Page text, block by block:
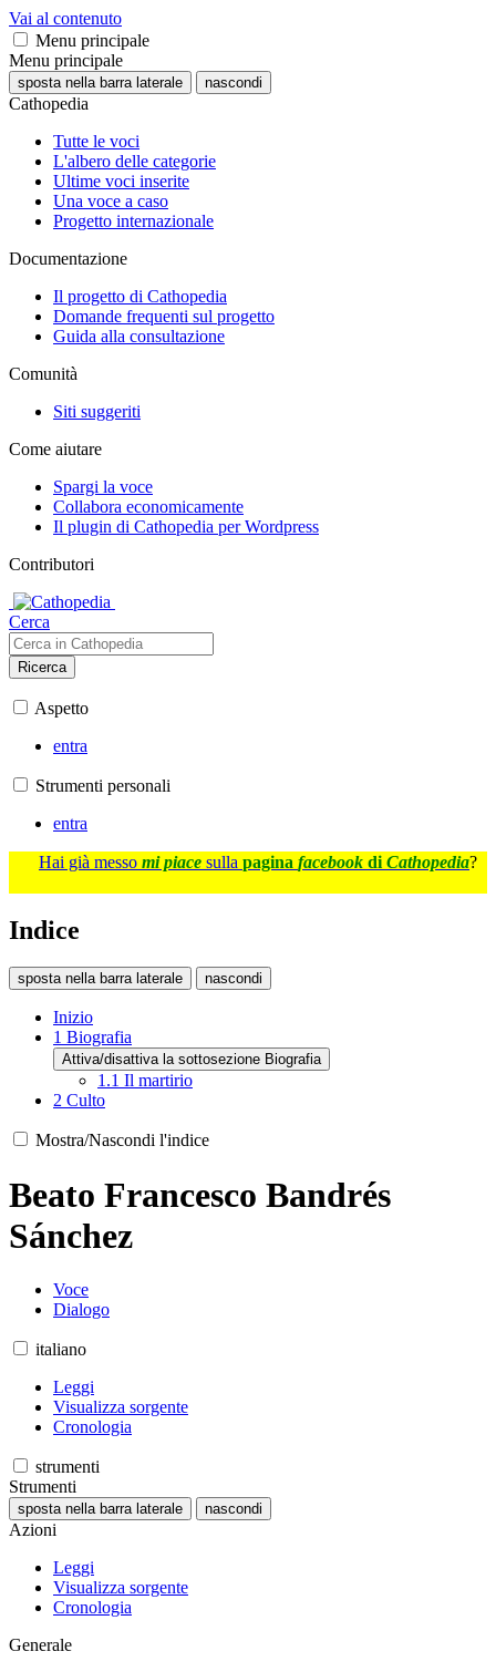
Vai al contenuto
Menu principale
Menu principale
sposta nella barra laterale nascondi
Cathopedia
Tutte le voci
L'albero delle categorie
Ultime voci inserite
Una voce a caso
Progetto internazionale
Documentazione
Il progetto di Cathopedia
Domande frequenti sul progetto
Guida alla consultazione
Comunità
Siti suggeriti
Come aiutare
Spargi la voce
Collabora economicamente
Il plugin di Cathopedia per Wordpress
Contributori
Cerca
Ricerca
Aspetto
entra
Strumenti personali
entra
Hai già messo mi piace sulla pagina facebook di Cathopedia?
Indice
sposta nella barra laterale nascondi
Inizio
1 Biografia
Attiva/disattiva la sottosezione Biografia
1.1 Il martirio
2 Culto
Mostra/Nascondi l'indice
Beato Francesco Bandrés
Sánchez
Voce
Dialogo
italiano
Leggi
Visualizza sorgente
Cronologia
strumenti
Strumenti
sposta nella barra laterale nascondi
Azioni
Leggi
Visualizza sorgente
Cronologia
Generale